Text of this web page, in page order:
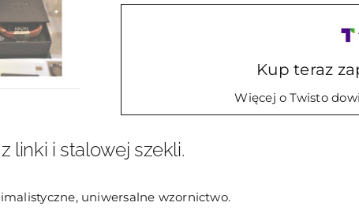
szeklą
Kup teraz
Więcej o Twisto
linki i stalowej szekli.
uniwersalne wzornictwo.